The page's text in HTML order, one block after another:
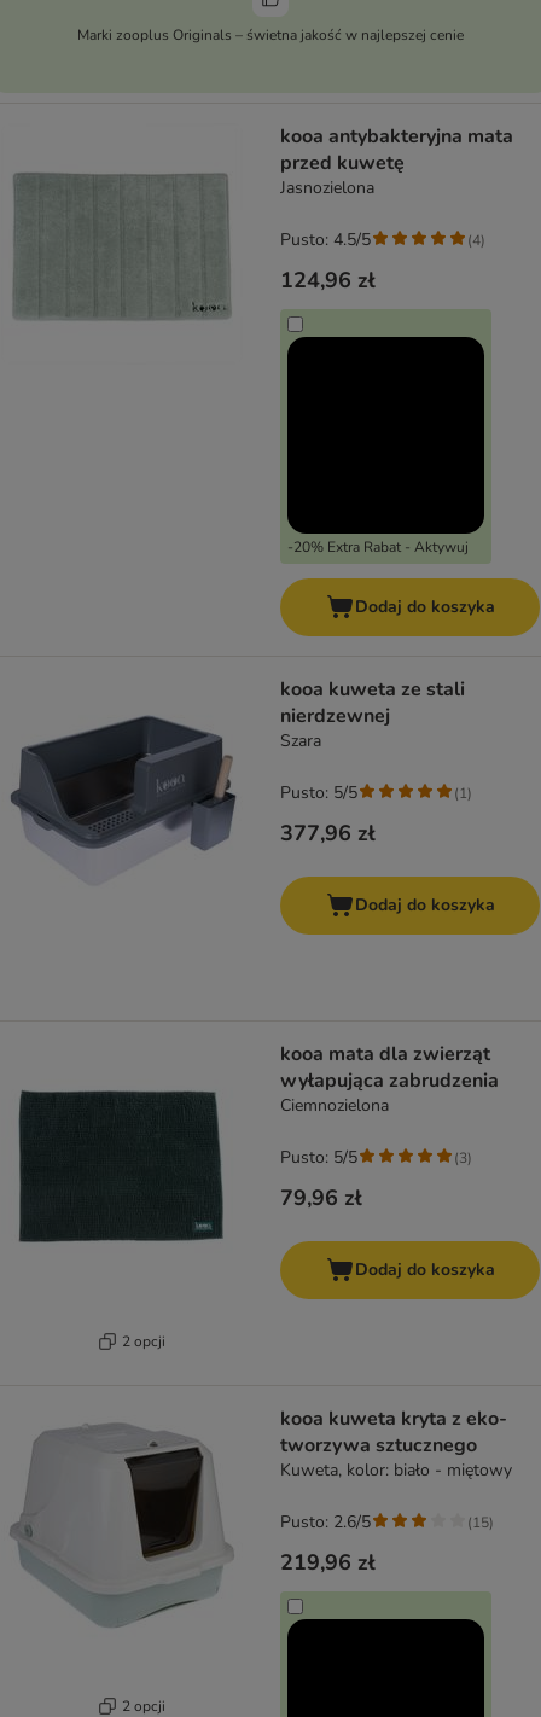
Marki zooplus Originals – świetna jakość w najlepszej cenie
kooa antybakteryjna mata
przed kuwetę
Jasnozielona
124,96 zł
-20% Extra Rabat - Aktywuj
Pusto: 4.5/5 (4)
Dodaj do koszyka
kooa kuweta ze stali
nierdzewnej
Szara
377,96 zł
Pusto: 5/5 (1)
Dodaj do koszyka
2 opcji
kooa mata dla zwierząt
wyłapująca zabrudzenia
Ciemnozielona
79,96 zł
Pusto: 5/5 (3)
Dodaj do koszyka
2 opcji
kooa kuweta kryta z eko-
tworzywa sztucznego
Kuweta, kolor: biało - miętowy
219,96 zł
Pusto: 2.6/5 (15)